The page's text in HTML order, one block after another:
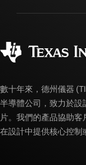
製造
myTI 帳戶常見
訂購 FAQ
數十年來，德州儀器
半導體公司，致力於設
片。我們的產品協助
在設計中提供核心控制